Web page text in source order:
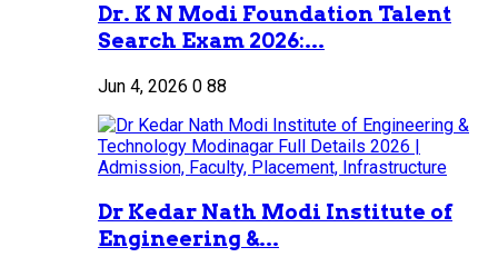
Dr. K N Modi Foundation Talent
Search Exam 2026:...
Jun 4, 2026 0 88
Dr Kedar Nath Modi Institute of
Engineering &...